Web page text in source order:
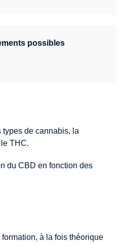
possibles
de cannabis, la
THC.
du CBD en fonction des
à la fois théorique